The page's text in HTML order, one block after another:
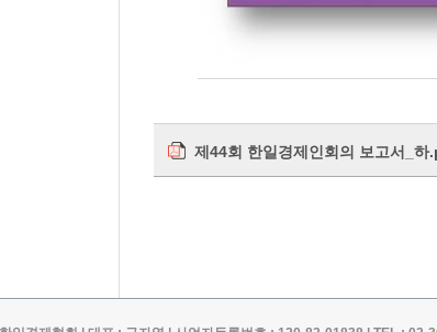
제44회 한일경제인회의 보고서_하